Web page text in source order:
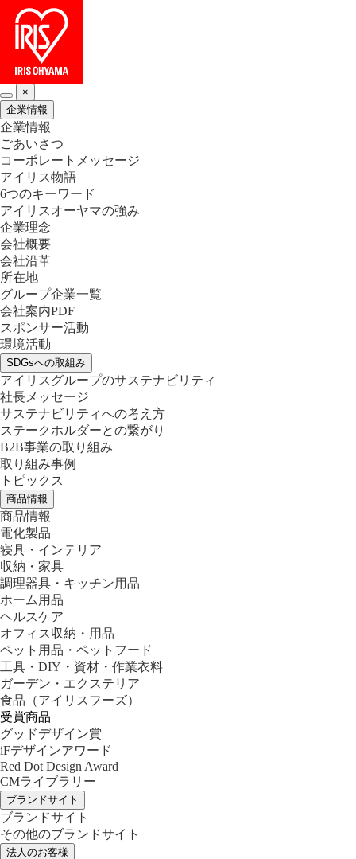
×
企業情報
企業情報
ごあいさつ
コーポレートメッセージ
アイリス物語
6つのキーワード
アイリスオーヤマの強み
企業理念
会社概要
会社沿革
所在地
グループ企業一覧
会社案内PDF
スポンサー活動
環境活動
SDGsへの取組み
アイリスグループのサステナビリティ
社長メッセージ
サステナビリティへの考え方
ステークホルダーとの繋がり
B2B事業の取り組み
取り組み事例
トピックス
商品情報
商品情報
電化製品
寝具・インテリア
収納・家具
調理器具・キッチン用品
ホーム用品
ヘルスケア
オフィス収納・用品
ペット用品・ペットフード
工具・DIY・資材・作業衣料
ガーデン・エクステリア
食品 （アイリスフーズ）
受賞商品
グッドデザイン賞
iFデザインアワード
Red Dot Design Award
CMライブラリー
ブランドサイト
ブランドサイト
その他のブランドサイト
法人のお客様